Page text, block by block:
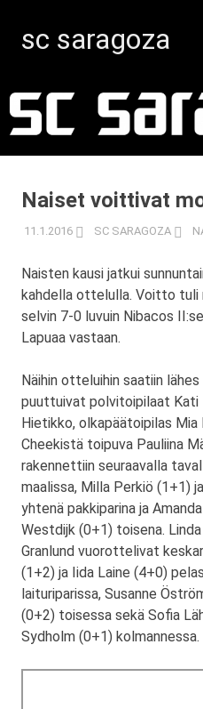
content
sc saragoza
vuodesta
1996
Naiset voittivat
11.1.2016 SC SARAGOZA
Naisten kausi jatkui
kahdella ottelulla. Voitto tuli
selvin 7-0 luvuin Nibacos
Lapuaa vastaan.
Näihin otteluihin saatiin lähes
puuttuivat polvitoipilaat Kati
Hietikko, olkapäätoipilas Mia
Cheekistä toipuva Pauliina
rakennettiin seuraavalla
maalissa, Milla Perkiö (1+1)
yhtenä pakkiparina ja
Westdijk (0+1) toisena.
Granlund vuorottelivat
(1+2) ja Iida Laine (4+0)
laituriparissa, Susanne
(0+2) toisessa sekä Sofia
Sydholm (0+1) kolmannessa.